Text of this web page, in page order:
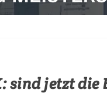
sind jetzt die